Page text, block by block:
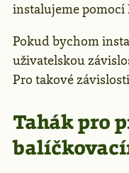
instalujeme pomocí
Pokud bychom
uživatelskou
Pro takové
Tahák pro